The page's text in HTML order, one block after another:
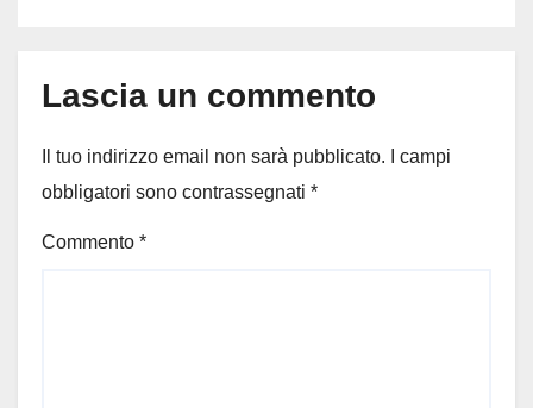
Lascia un commento
Il tuo indirizzo email non sarà pubblicato.
I campi
obbligatori sono contrassegnati *
Commento *